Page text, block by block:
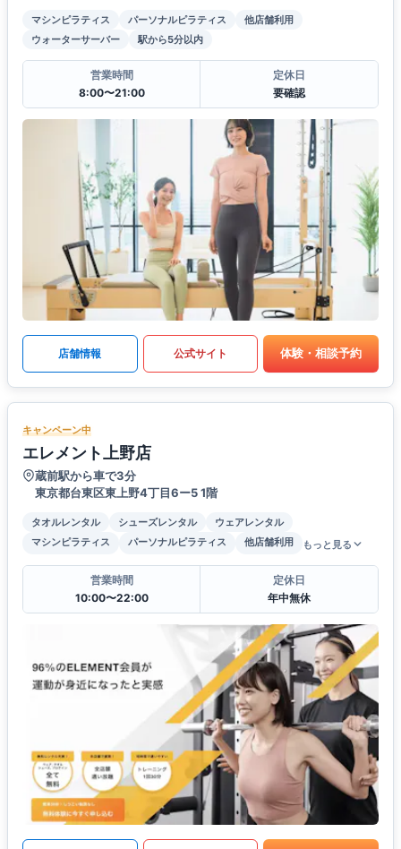
マシンピラティス パーソナルピラティス
他店舗利用
ウォーターサーバー
駅から5分以内
営業時間
8:00〜21:00
定休日
要確認
店舗情報 公式サイト 体験・相談予約
キャンペーン中
エレメント上野店
蔵前駅から車で3分
東京都台東区東上野4丁目6ー5 1階
タオルレンタル シューズレンタル
ウェアレンタル
マシンピラティス
パーソナルピラティス 他店舗利用 もっと見る
営業時間
10:00〜22:00
定休日
年中無休